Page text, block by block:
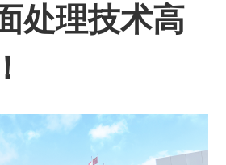
处理技术高